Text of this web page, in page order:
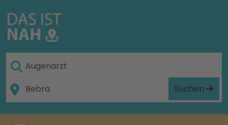
Suchen